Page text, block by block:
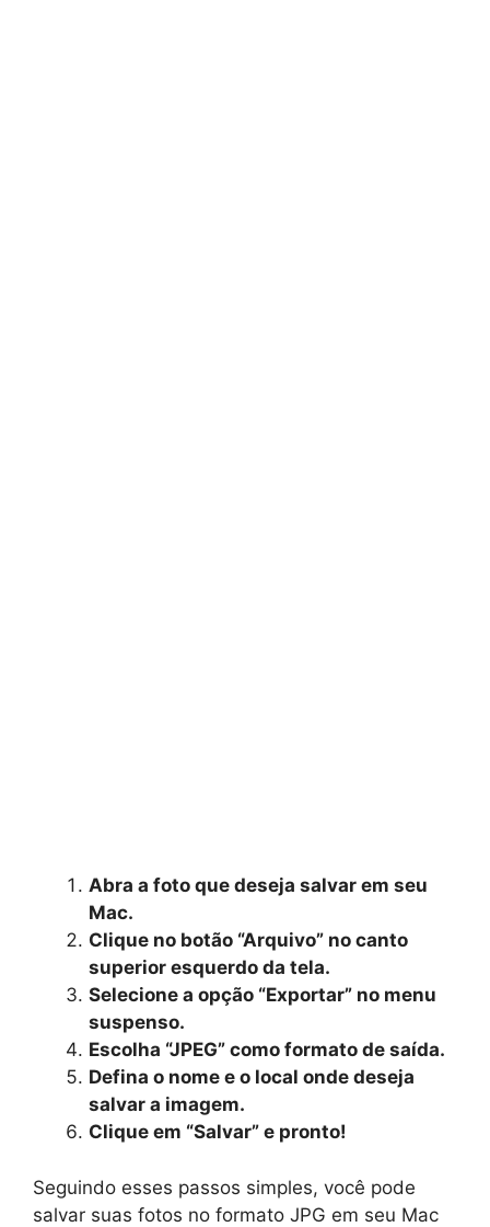
Abra a foto que deseja salvar em seu
Mac.
Clique no botão “Arquivo” no canto
superior esquerdo da tela.
Selecione a opção “Exportar” no menu
suspenso.
Escolha “JPEG” como formato de saída.
Defina o nome e o local onde deseja
salvar a imagem.
Clique em “Salvar” e pronto!
Seguindo esses passos simples, você pode
salvar suas fotos no formato JPG em seu Mac